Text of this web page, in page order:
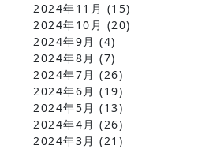
2024年11月 (15)
2024年10月 (20)
2024年9月 (4)
2024年8月 (7)
2024年7月 (26)
2024年6月 (19)
2024年5月 (13)
2024年4月 (26)
2024年3月 (21)